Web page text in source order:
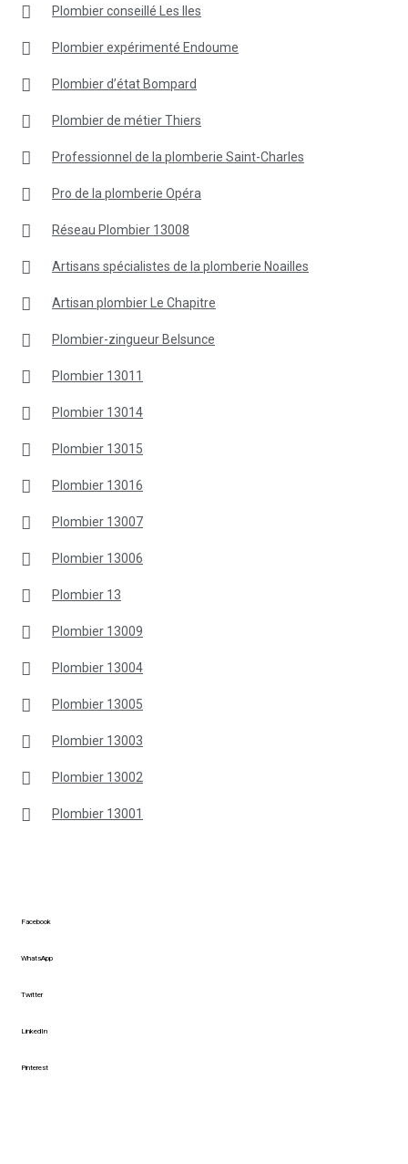
Plombier conseillé Les Iles
Plombier expérimenté Endoume
Plombier d’état Bompard
Plombier de métier Thiers
Professionnel de la plomberie Saint-Charles
Pro de la plomberie Opéra
Réseau Plombier 13008
Artisans spécialistes de la plomberie Noailles
Artisan plombier Le Chapitre
Plombier-zingueur Belsunce
Plombier 13011
Plombier 13014
Plombier 13015
Plombier 13016
Plombier 13007
Plombier 13006
Plombier 13
Plombier 13009
Plombier 13004
Plombier 13005
Plombier 13003
Plombier 13002
Plombier 13001
Facebook
WhatsApp
Twitter
LinkedIn
Pinterest